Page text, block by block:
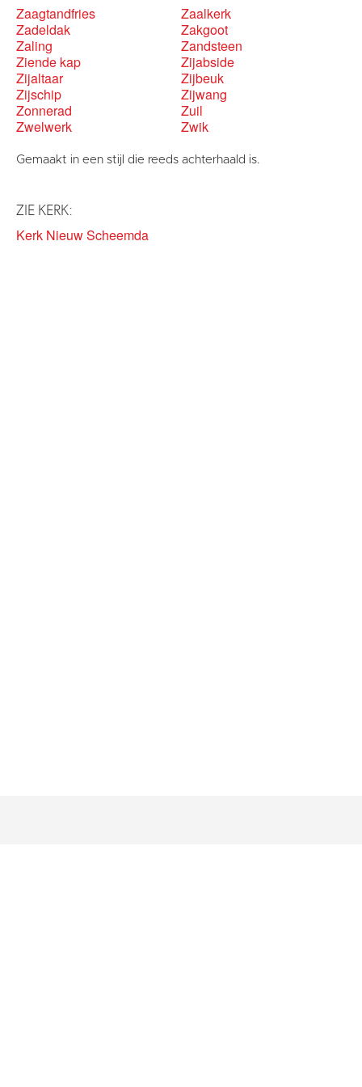
Zaagtandfries
Zaalkerk
Zadeldak
Zakgoot
Zaling
Zandsteen
Ziende kap
Zijabside
Zijaltaar
Zijbeuk
Zijschip
Zijwang
Zonnerad
Zuil
Zwelwerk
Zwik
Gemaakt in een stijl die reeds achterhaald is.
ZIE KERK:
Kerk Nieuw Scheemda